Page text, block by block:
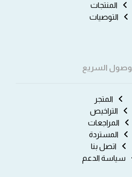
المنتجات
التوصيات
السريع
المتجر
التراخيص
المراجعات
المستردة
اتصل بنا
سياسة الدعم